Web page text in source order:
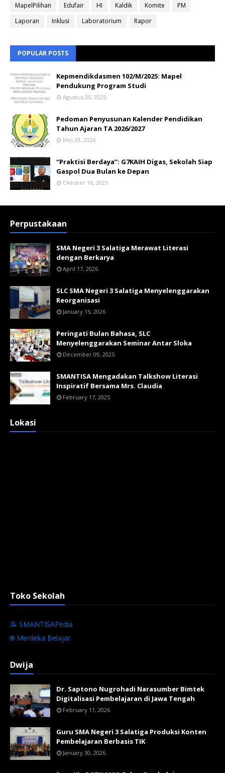
MapelPilihan
Edufair HI Kaldik Komite
PM
Laporan
Inklusi Laboratorium Rapor
POPULAR POSTS
Kepmendikdasmen 102/M/2025: Mapel
Pendukung Program Studi
Agustus 25, 2025
Pedoman Penyusunan Kalender Pendidikan
Tahun Ajaran TA 2026/2027
Mei 29, 2026
“Praktisi Berdaya”: G7KAIH Digas, Sekolah Siap
Gaspol Dua Bulan ke Depan
Oktober 16, 2025
Perpustakaan
SMA Negeri 3 Salatiga Merawat Literasi
dengan Berkarya
April 17, 2026
SLC SMA Negeri 3 Salatiga Menyelenggarakan
Reorganisasi
January 15, 2026
Peringati Bulan Bahasa, SLC
Menyelenggarakan Seminar Antar Sloka
December 09, 2025
SMANTISA Mengadakan Talkshow Literasi
Inspiratif Bersama Mrs. Claudia
February 17, 2025
Lokasi
Toko Sekolah
📝 SMANTISAPedia
🌐 Merdeka Belajar
Dwija
Dr. Saptono Nugrohadi Narasumber Bimtek
Digitalisasi Pembelajaran di Jawa Tengah
February 11, 2026
Guru SMA Negeri 3 Salatiga Produksi Konten
Pembelajaran Berbasis TIK
January 30, 2026